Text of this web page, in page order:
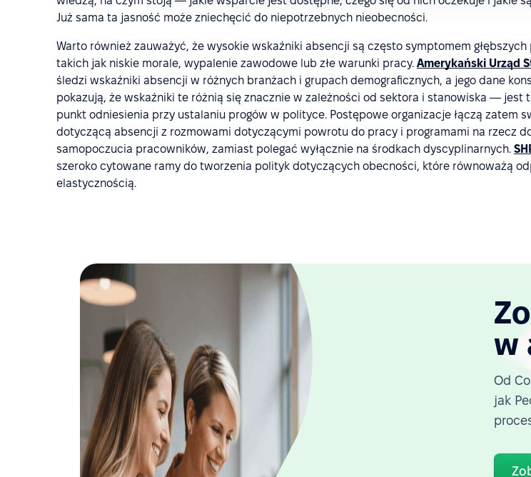
Już sama ta jasność może zniechęcić do niepotrzebnych nieobecności.
Warto również zauważyć, że wysokie wskaźniki absencji są często symptomem
takich jak niskie morale, wypalenie zawodowe lub złe warunki pracy. Amerykański Urząd
śledzi wskaźniki absencji w różnych branżach i grupach demograficznych, a jego dane
pokazują, że wskaźniki te różnią się znacznie w zależności od sektora i stanowiska — jest
punkt odniesienia przy ustalaniu progów w polityce. Postępowe organizacje łączą zatem
dotyczącą absencji z rozmowami dotyczącymi powrotu do pracy i programami na rzecz
samopoczucia pracowników, zamiast polegać wyłącznie na środkach dyscyplinarnych.
szeroko cytowane ramy do tworzenia polityk dotyczących obecności, które równoważą
elastycznością.
w
Od
jak